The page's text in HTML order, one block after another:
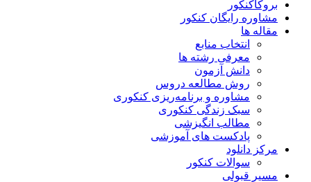
بروکاکنکور
مشاوره رایگان کنکور
مقاله ها
انتخاب منابع
معرفی رشته ها
دانش آزمون
روش مطالعه دروس
مشاوره و برنامه‌ریزی کنکوری
سبک زندگی کنکوری
مطالب انگیزشی
پادکست های آموزشی
مرکز دانلود
سوالات کنکور
مسیر قبولی